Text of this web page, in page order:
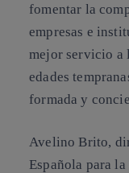
fomentar la
empresas e
mejor servicio a
edades
formada y
Avelino Brito,
Española para